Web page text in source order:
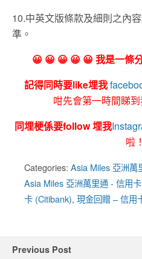
10.中英文版條款及細則之內
準。
😀 😀 😀 😀 😀 我是一條
記得同時要like埋我
咁先會第一時間睇
同埋梗係要follow 埋我
啦！
Categories: Asia Miles 亞洲萬
Asia Miles 亞洲萬里通 - 信用
卡 (Citibank), 現金回贈 – 信用
Previous Post